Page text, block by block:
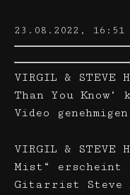
23.08.2022, 16:51
VIRGIL & STEVE
Than You
Video
VIRGIL & STEVE
Mist“ erscheint
Gitarrist Steve